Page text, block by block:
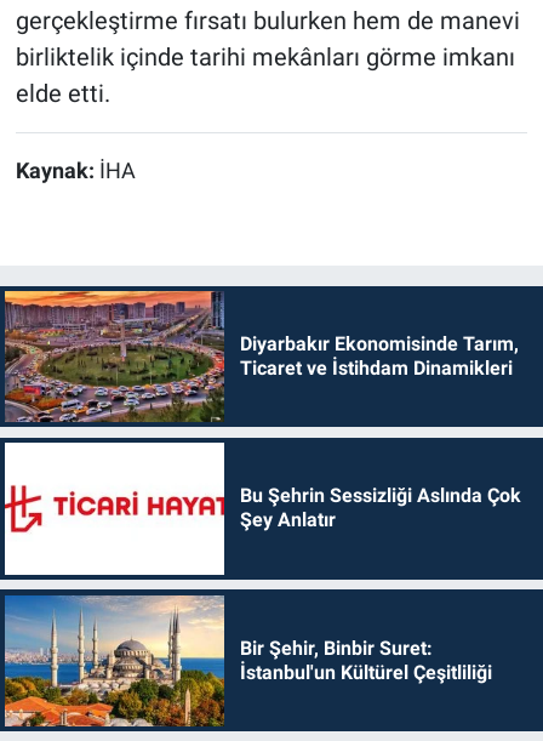
gerçekleştirme fırsatı bulurken hem de manevi
birliktelik içinde tarihi mekânları görme imkanı
elde etti.
Kaynak: İHA
Diyarbakır Ekonomisinde Tarım,
Ticaret ve İstihdam Dinamikleri
Bu Şehrin Sessizliği Aslında Çok
Şey Anlatır
Bir Şehir, Binbir Suret:
İstanbul'un Kültürel Çeşitliliği